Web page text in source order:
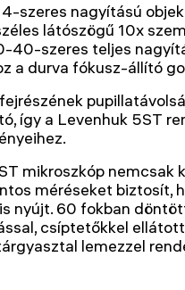
szeres nagyítású
látószögű 10x
40-szeres teljes
a durva fókusz-állító
így a Levenhuk 5ST
mikroszkóp nemcsak
méréseket biztosít,
nyújt. 60 fokban
csíptetőkkel
lemezzel